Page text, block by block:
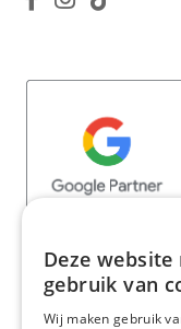
Deze website
gebruik van
Wij maken gebruik